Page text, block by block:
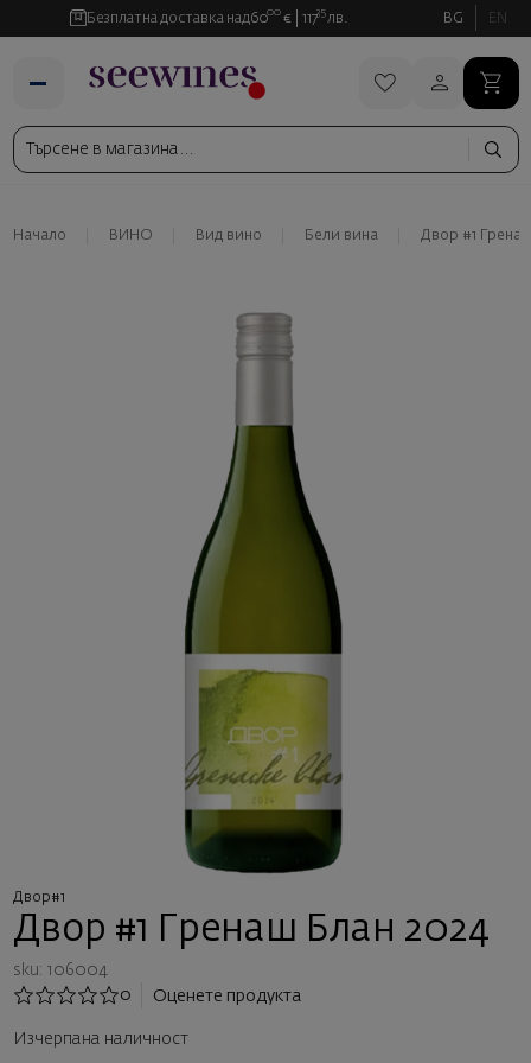
Безплатна доставка над6000 € 11735 лв. BG EN
Начало ВИНО Вид вино Бели вина Двор #1
Двор#1
Двор #1 Гренаш Блан 2024
sku: 106004
0
Оценете продукта
Изчерпана наличност